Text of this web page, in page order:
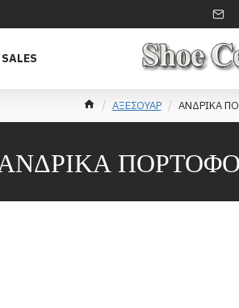
ΑΞΕΣΟΥΑΡ ΑΝΔΡΙΚΑ